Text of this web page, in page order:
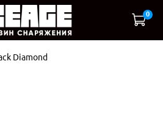
0
Diamond